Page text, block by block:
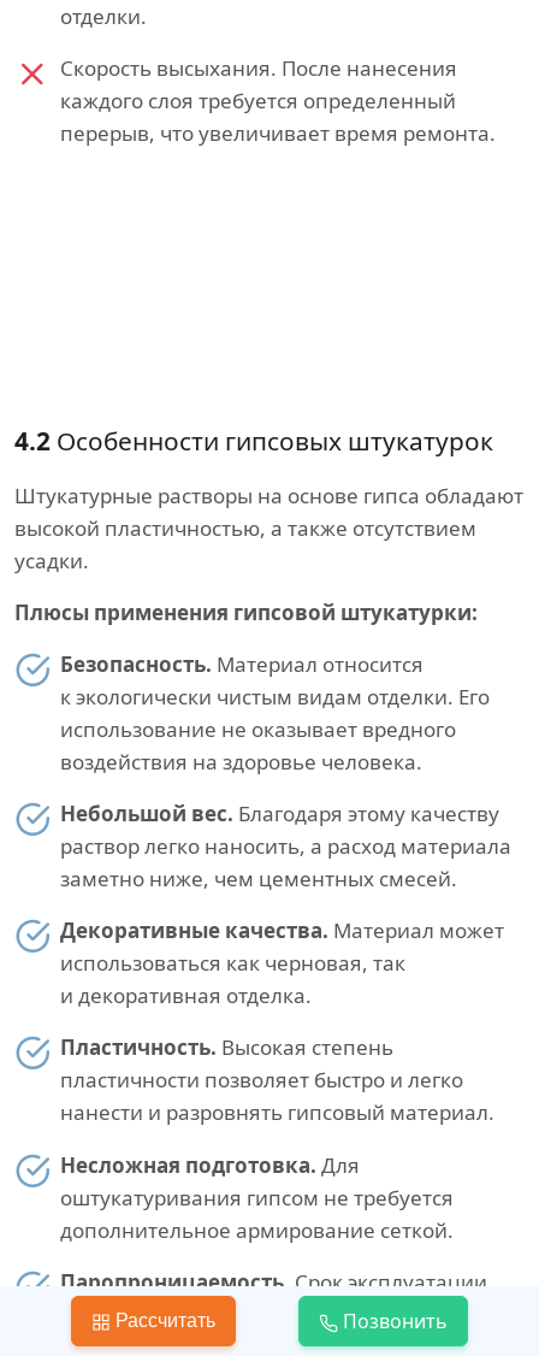
отделки.
Скорость высыхания. После нанесения
каждого слоя требуется определенный
перерыв, что увеличивает время ремонта.
4.2 Особенности гипсовых штукатурок
Штукатурные растворы на основе гипса обладают
высокой пластичностью, а также отсутствием
усадки.
Плюсы применения гипсовой штукатурки:
Безопасность. Материал относится
к экологически чистым видам отделки. Его
использование не оказывает вредного
воздействия на здоровье человека.
Небольшой вес. Благодаря этому качеству
раствор легко наносить, а расход материала
заметно ниже, чем цементных смесей.
Декоративные качества. Материал может
использоваться как черновая, так
и декоративная отделка.
Пластичность. Высокая степень
пластичности позволяет быстро и легко
нанести и разровнять гипсовый материал.
Несложная подготовка. Для
оштукатуривания гипсом не требуется
дополнительное армирование сеткой.
Паропроницаемость. Срок эксплуатации
декоративных покрытий увеличивается
за счет того, что пористая структура
Рассчитать Позвонить